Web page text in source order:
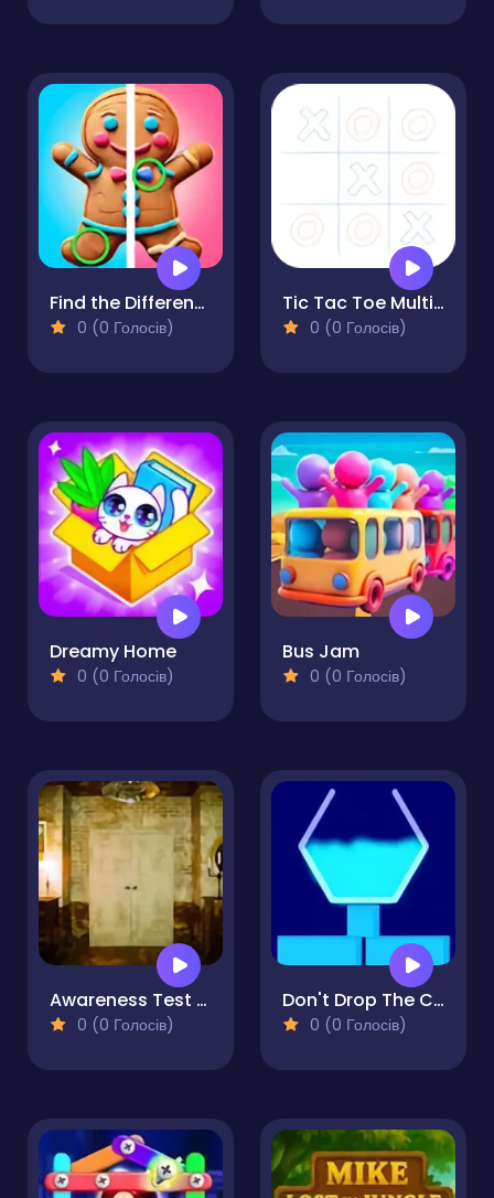
Find the Difference Merry Christmas
0 (0 Голосів)
Tic Tac Toe Multiplayer
0 (0 Голосів)
Dreamy Home
0 (0 Голосів)
Bus Jam
0 (0 Голосів)
Awareness Test - The Room
0 (0 Голосів)
Don't Drop The Cup
0 (0 Голосів)